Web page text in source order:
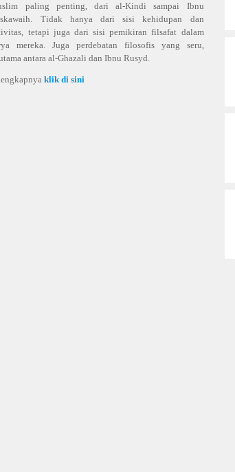
paling penting, dari al-Kindi sampai Ibnu
Tidak hanya dari sisi kehidupan dan
tetapi juga dari sisi pemikiran filsafat dalam
mereka. Juga perdebatan filosofis yang seru,
antara al-Ghazali dan Ibnu Rusyd.
klik di sini